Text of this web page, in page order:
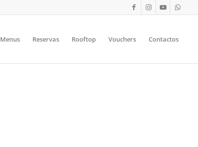
Menus Reservas Rooftop Vouchers Contactos